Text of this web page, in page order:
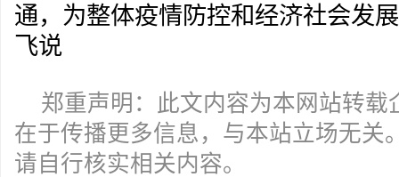
通，为整体疫情防控和经济社会发
飞说
郑重声明：此文内容为本网站转载
在于传播更多信息，与本站立场无关
请自行核实相关内容。